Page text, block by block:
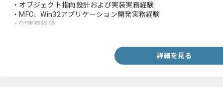
・オブジェクト指向設計および実装実務経験
・MFC、Win32アプリケーション開発実務経験
・Qt実務経験
詳細を見る